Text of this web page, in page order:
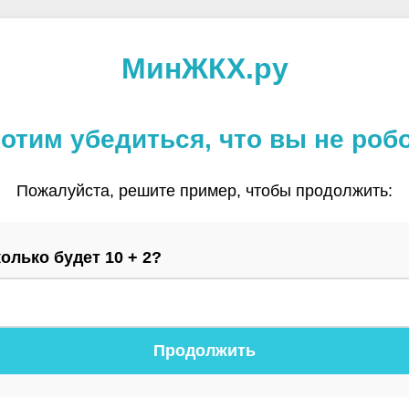
МинЖКХ.ру
убедиться, что вы не
Пожалуйста, решите пример, чтобы продолжить:
будет 10 + 2?
Продолжить